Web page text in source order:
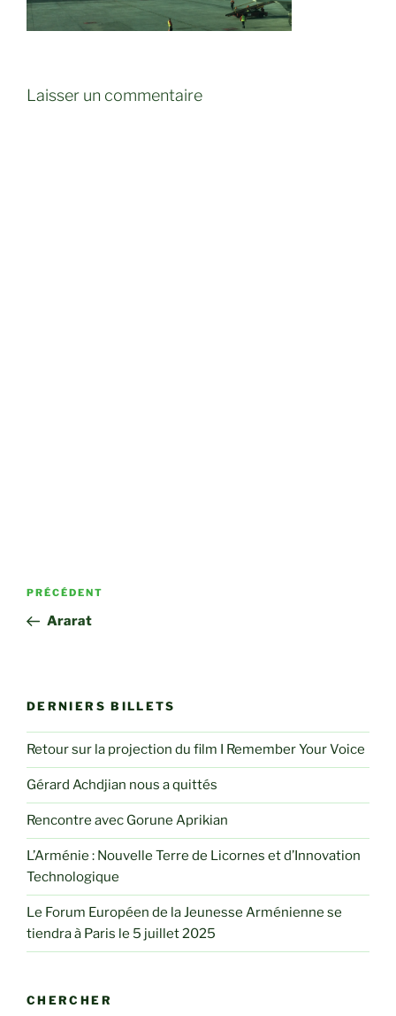
Laisser un commentaire
Navigation
l’article
Article
précédent
PRÉCÉDENT
Ararat
DERNIERS BILLETS
Retour sur la projection du film I Remember Your Voice
Gérard Achdjian nous a quittés
Rencontre avec Gorune Aprikian
L’Arménie : Nouvelle Terre de Licornes et d’Innovation
Technologique
Le Forum Européen de la Jeunesse Arménienne se
tiendra à Paris le 5 juillet 2025
CHERCHER